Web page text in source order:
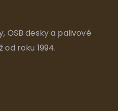
OSB desky a palivové
od roku 1994.